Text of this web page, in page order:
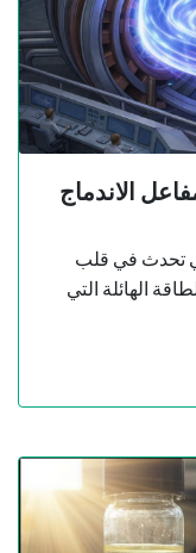
الاندماج
تحدث في قلب
الهائلة التي